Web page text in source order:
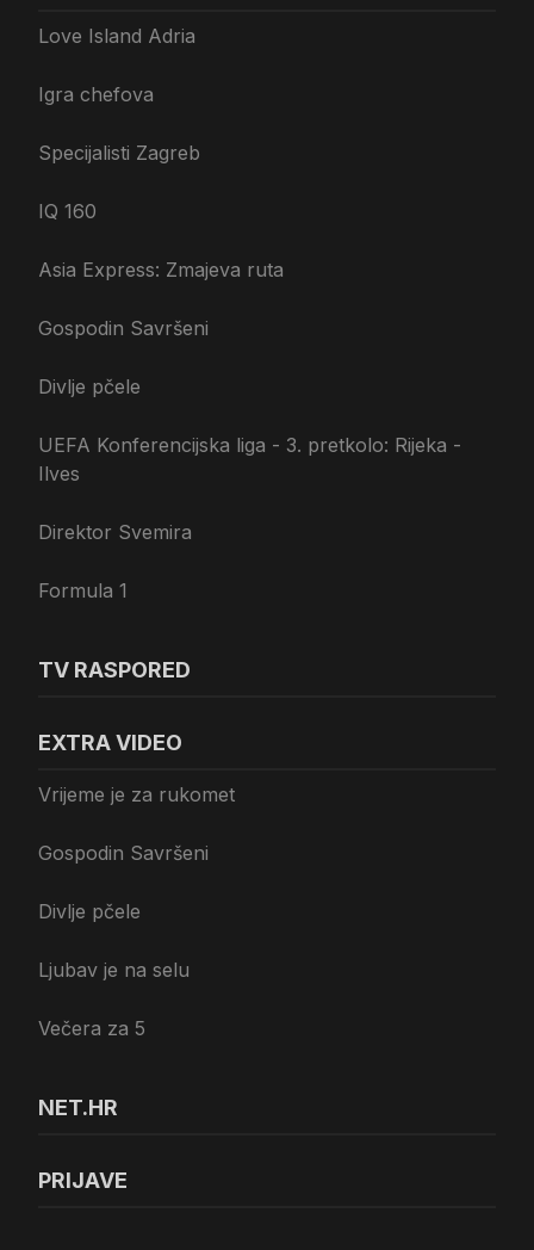
Love Island Adria
Igra chefova
Specijalisti Zagreb
IQ 160
Asia Express: Zmajeva ruta
Gospodin Savršeni
Divlje pčele
UEFA Konferencijska liga - 3. pretkolo: Rijeka -
Ilves
Direktor Svemira
Formula 1
TV RASPORED
EXTRA VIDEO
Vrijeme je za rukomet
Gospodin Savršeni
Divlje pčele
Ljubav je na selu
Večera za 5
NET.HR
PRIJAVE